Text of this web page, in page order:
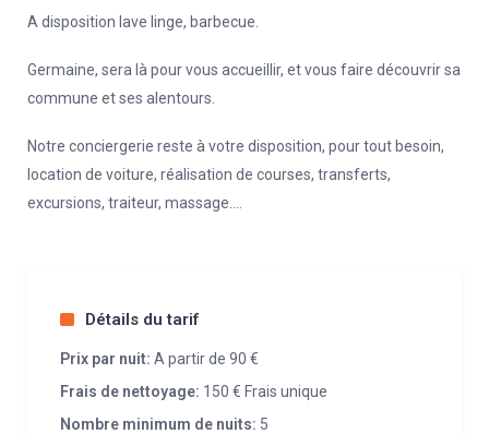
A disposition lave linge, barbecue.
Germaine, sera là pour vous accueillir, et vous faire découvrir sa
commune et ses alentours.
Notre conciergerie reste à votre disposition, pour tout besoin,
location de voiture, réalisation de courses, transferts,
excursions, traiteur, massage….
Détails du tarif
Prix par nuit: A partir de 90 €
Frais de nettoyage: 150 € Frais unique
Nombre minimum de nuits: 5